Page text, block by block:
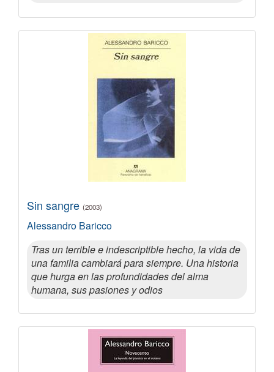
Sin sangre (2003)
Alessandro Baricco
Tras un terrible e indescriptible hecho, la vida de
una familia cambiará para siempre. Una historia
que hurga en las profundidades del alma
humana, sus pasiones y odios